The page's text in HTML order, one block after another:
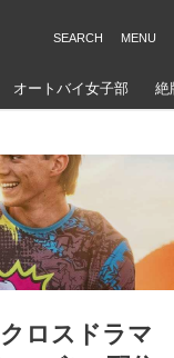
オートバイ女子部 絶
ロスドラマ